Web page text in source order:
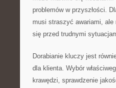
problemów w przyszłości.
musi straszyć awariami,
się przed trudnymi
Dorabianie kluczy jest
dla klienta. Wybór
krawędzi, sprawdzenie